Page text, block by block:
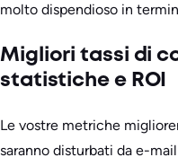
molto dispendioso in
Migliori tassi di
statistiche e ROI
Le vostre metriche
saranno disturbati da e-